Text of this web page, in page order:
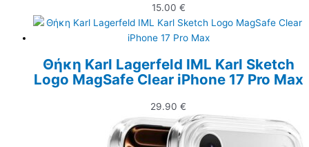
15.00 €
Θήκη Karl Lagerfeld IML Karl Sketch
Logo MagSafe Clear iPhone 17 Pro Max
29.90 €